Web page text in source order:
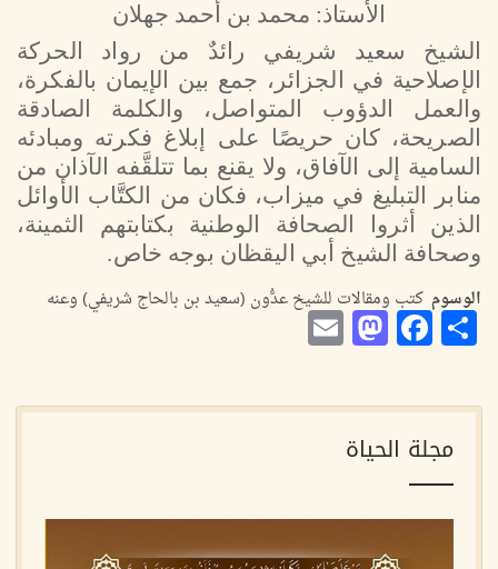
الأستاذ: محمد بن أحمد جهلان
الشيخ سعيد شريفي رائدٌ من رواد الحركة
الإصلاحية في الجزائر، جمع بين الإيمان بالفكرة،
والعمل الدؤوب المتواصل، والكلمة الصادقة
الصريحة، كان حريصًا على إبلاغ فكرته ومبادئه
السامية إلى الآفاق، ولا يقنع بما تتلقَّفه الآذان من
منابر التبليغ في ميزاب، فكان من الكتَّاب الأوائل
الذين أثروا الصحافة الوطنية بكتابتهم الثمينة،
وصحافة الشيخ أبي اليقظان بوجه خاص.
الوسوم كتب ومقالات للشيخ عدُّون (سعيد بن بالحاج شريفي) وعنه
Share
Facebook
Mastodon
Email
مجلة الحياة